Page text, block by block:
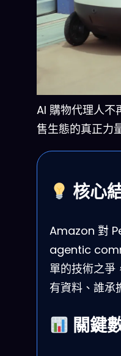
AI 購物代理人不
售生態的真正力
核心
Amazon 對
agentic
單的技術之爭
有資料、誰承
關鍵